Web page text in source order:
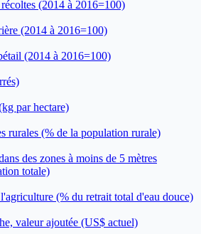
(2014 à 2016=100)
(2014 à 2016=100)
(2014 à 2016=100)
par hectare)
rurales (% de la population rurale)
des zones à moins de 5 mètres
totale)
(% du retrait total d'eau douce)
valeur ajoutée (US$ actuel)